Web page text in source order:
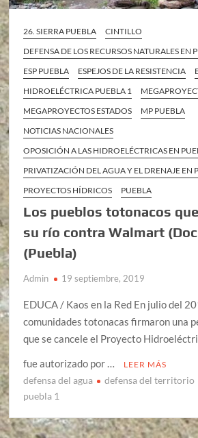
26. SIERRA PUEBLA
CINTILLO
DEFENSA DE LOS RECURSOS NATURALES EN
ESP PUEBLA
ESPEJOS DE LA RESISTENCIA
HIDROELÉCTRICA PUEBLA 1
MEGAPROYECTOS ESTADOS
MP PUEBLA
NOTICIAS NACIONALES
OPOSICIÓN A LAS HIDROELÉCTRICAS EN
PRIVATIZACIÓN DEL AGUA Y EL DRENAJE EN
PROYECTOS HÍDRICOS
PUEBLA
Los pueblos totonacos
su río contra Walmart
(Puebla)
Admin 19 septiembre, 2019
EDUCA / Kaos en la Red En julio del
comunidades totonacas firmaron una
que se cancele el Proyecto
fue autorizado por …
LEER MÁS
defensa del agua defensa del territorio
puebla 1